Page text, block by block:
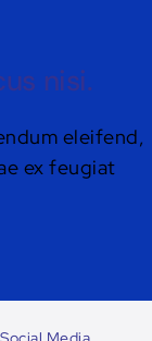
nisi.
eleifend,
ex feugiat